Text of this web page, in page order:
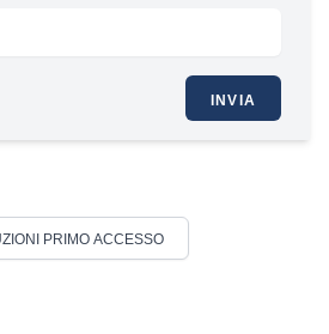
INVIA
PRIMO ACCESSO